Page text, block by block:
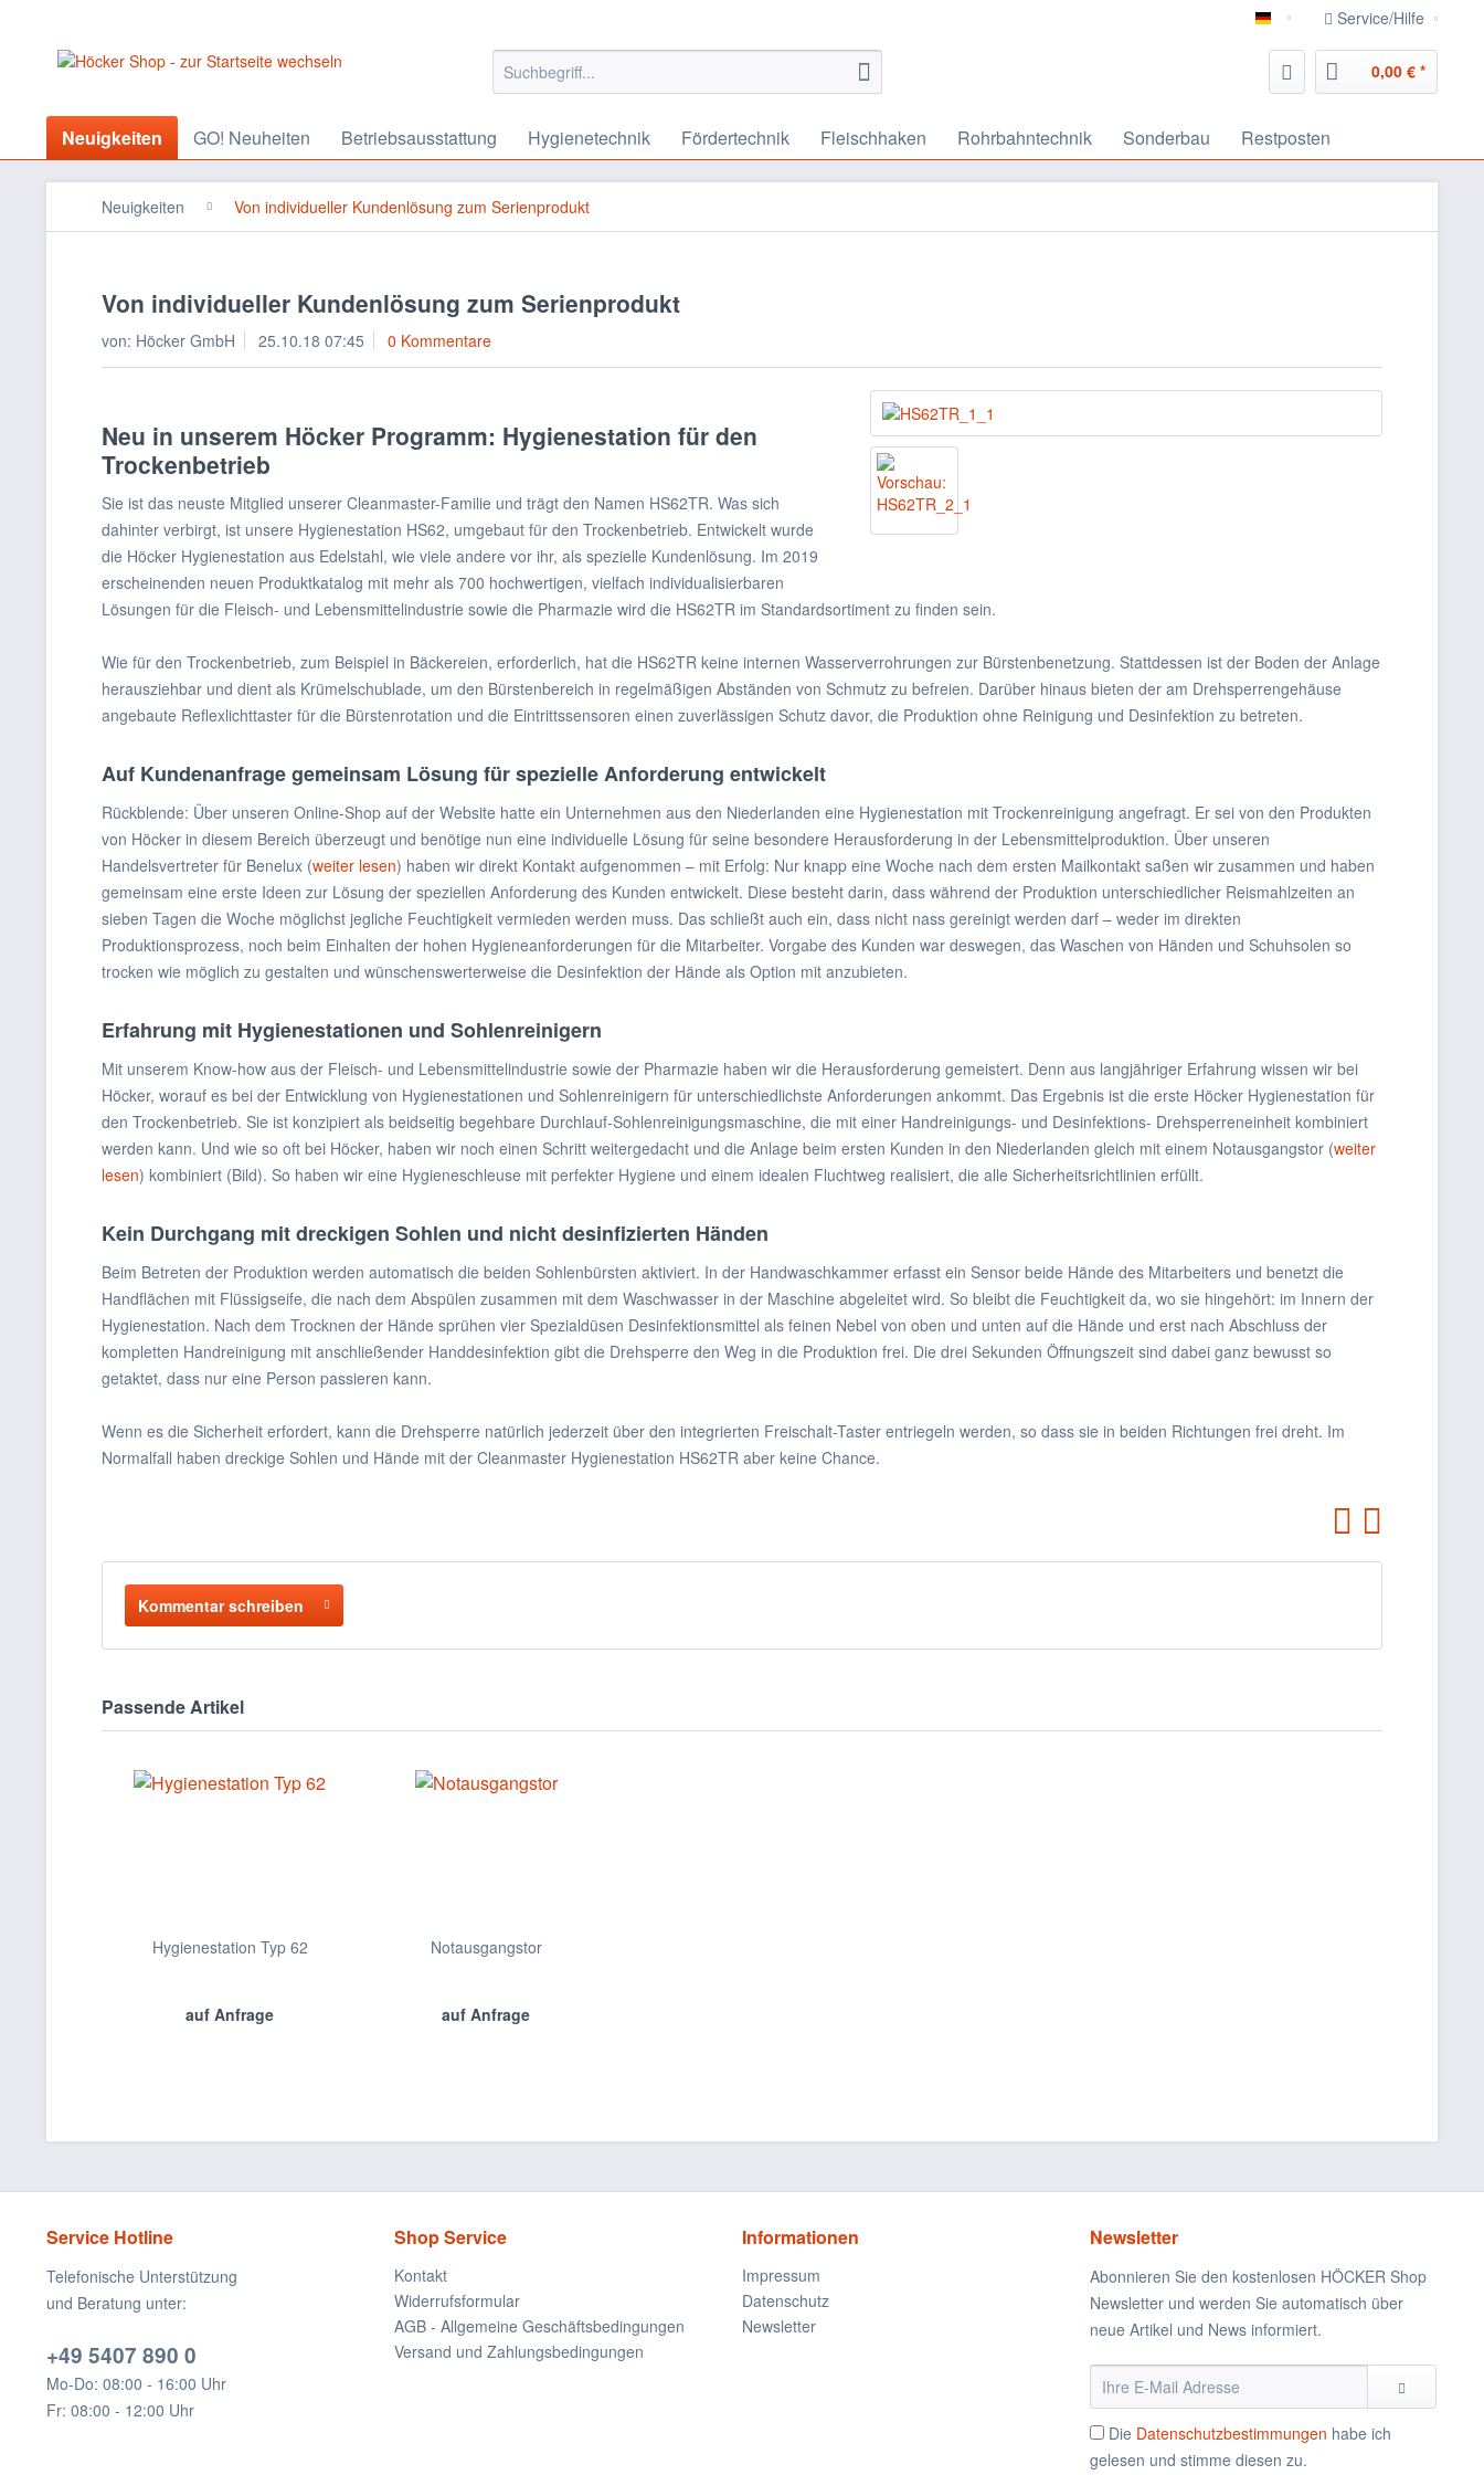
deutsch Service/Hilfe
0,00 € *
Neuigkeiten GO! Neuheiten Betriebsausstattung Hygienetechnik Fördertechnik Fleischhaken Rohrbahntechnik Sonderbau Restposten
Neuigkeiten Von individueller Kundenlösung zum Serienprodukt
Von individueller Kundenlösung zum Serienprodukt
von: Höcker GmbH 25.10.18 07:45 0 Kommentare
Neu in unserem Höcker Programm: Hygienestation für den
Trockenbetrieb
Sie ist das neuste Mitglied unserer Cleanmaster-Familie und trägt den Namen HS62TR. Was sich
dahinter verbirgt, ist unsere Hygienestation HS62, umgebaut für den Trockenbetrieb. Entwickelt wurde
die Höcker Hygienestation aus Edelstahl, wie viele andere vor ihr, als spezielle Kundenlösung. Im 2019
erscheinenden neuen Produktkatalog mit mehr als 700 hochwertigen, vielfach individualisierbaren
Lösungen für die Fleisch- und Lebensmittelindustrie sowie die Pharmazie wird die HS62TR im Standardsortiment zu finden sein.
Wie für den Trockenbetrieb, zum Beispiel in Bäckereien, erforderlich, hat die HS62TR keine internen Wasserverrohrungen zur Bürstenbenetzung. Stattdessen ist der Boden der Anlage
herausziehbar und dient als Krümelschublade, um den Bürstenbereich in regelmäßigen Abständen von Schmutz zu befreien. Darüber hinaus bieten der am Drehsperrengehäuse
angebaute Reflexlichttaster für die Bürstenrotation und die Eintrittssensoren einen zuverlässigen Schutz davor, die Produktion ohne Reinigung und Desinfektion zu betreten.
Auf Kundenanfrage gemeinsam Lösung für spezielle Anforderung entwickelt
Rückblende: Über unseren Online-Shop auf der Website hatte ein Unternehmen aus den Niederlanden eine Hygienestation mit Trockenreinigung angefragt. Er sei von den Produkten
von Höcker in diesem Bereich überzeugt und benötige nun eine individuelle Lösung für seine besondere Herausforderung in der Lebensmittelproduktion. Über unseren
Handelsvertreter für Benelux (weiter lesen) haben wir direkt Kontakt aufgenommen – mit Erfolg: Nur knapp eine Woche nach dem ersten Mailkontakt saßen wir zusammen und haben
gemeinsam eine erste Ideen zur Lösung der speziellen Anforderung des Kunden entwickelt. Diese besteht darin, dass während der Produktion unterschiedlicher Reismahlzeiten an
sieben Tagen die Woche möglichst jegliche Feuchtigkeit vermieden werden muss. Das schließt auch ein, dass nicht nass gereinigt werden darf – weder im direkten
Produktionsprozess, noch beim Einhalten der hohen Hygieneanforderungen für die Mitarbeiter. Vorgabe des Kunden war deswegen, das Waschen von Händen und Schuhsolen so
trocken wie möglich zu gestalten und wünschenswerterweise die Desinfektion der Hände als Option mit anzubieten.
Erfahrung mit Hygienestationen und Sohlenreinigern
Mit unserem Know-how aus der Fleisch- und Lebensmittelindustrie sowie der Pharmazie haben wir die Herausforderung gemeistert. Denn aus langjähriger Erfahrung wissen wir bei
Höcker, worauf es bei der Entwicklung von Hygienestationen und Sohlenreinigern für unterschiedlichste Anforderungen ankommt. Das Ergebnis ist die erste Höcker Hygienestation für
den Trockenbetrieb. Sie ist konzipiert als beidseitig begehbare Durchlauf-Sohlenreinigungsmaschine, die mit einer Handreinigungs- und Desinfektions- Drehsperreneinheit kombiniert
werden kann. Und wie so oft bei Höcker, haben wir noch einen Schritt weitergedacht und die Anlage beim ersten Kunden in den Niederlanden gleich mit einem Notausgangstor (weiter
lesen) kombiniert (Bild). So haben wir eine Hygieneschleuse mit perfekter Hygiene und einem idealen Fluchtweg realisiert, die alle Sicherheitsrichtlinien erfüllt.
Kein Durchgang mit dreckigen Sohlen und nicht desinfizierten Händen
Beim Betreten der Produktion werden automatisch die beiden Sohlenbürsten aktiviert. In der Handwaschkammer erfasst ein Sensor beide Hände des Mitarbeiters und benetzt die
Handflächen mit Flüssigseife, die nach dem Abspülen zusammen mit dem Waschwasser in der Maschine abgeleitet wird. So bleibt die Feuchtigkeit da, wo sie hingehört: im Innern der
Hygienestation. Nach dem Trocknen der Hände sprühen vier Spezialdüsen Desinfektionsmittel als feinen Nebel von oben und unten auf die Hände und erst nach Abschluss der
kompletten Handreinigung mit anschließender Handdesinfektion gibt die Drehsperre den Weg in die Produktion frei. Die drei Sekunden Öffnungszeit sind dabei ganz bewusst so
getaktet, dass nur eine Person passieren kann.
Wenn es die Sicherheit erfordert, kann die Drehsperre natürlich jederzeit über den integrierten Freischalt-Taster entriegeln werden, so dass sie in beiden Richtungen frei dreht. Im
Normalfall haben dreckige Sohlen und Hände mit der Cleanmaster Hygienestation HS62TR aber keine Chance.
Kommentar schreiben
Passende Artikel
Hygienestation Typ 62
auf Anfrage
Notausgangstor
auf Anfrage
Service Hotline
Telefonische Unterstützung
und Beratung unter:
+49 5407 890 0
Mo-Do: 08:00 - 16:00 Uhr
Fr: 08:00 - 12:00 Uhr
Shop Service
Kontakt
Widerrufsformular
AGB - Allgemeine Geschäftsbedingungen
Versand und Zahlungsbedingungen
Informationen
Impressum
Datenschutz
Newsletter
Newsletter
Abonnieren Sie den kostenlosen HÖCKER Shop
Newsletter und werden Sie automatisch über
neue Artikel und News informiert.
Die Datenschutzbestimmungen habe ich
gelesen und stimme diesen zu.